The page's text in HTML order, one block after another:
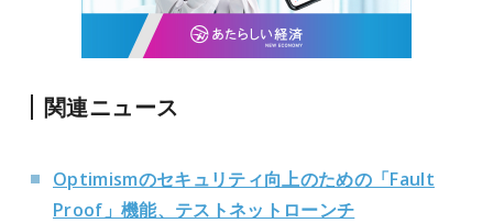
関連ニュース
Optimismのセキュリティ向上のための「Fault
Proof」機能、テストネットローンチ